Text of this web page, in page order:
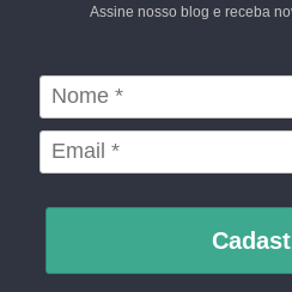
Assine nosso blog e receba